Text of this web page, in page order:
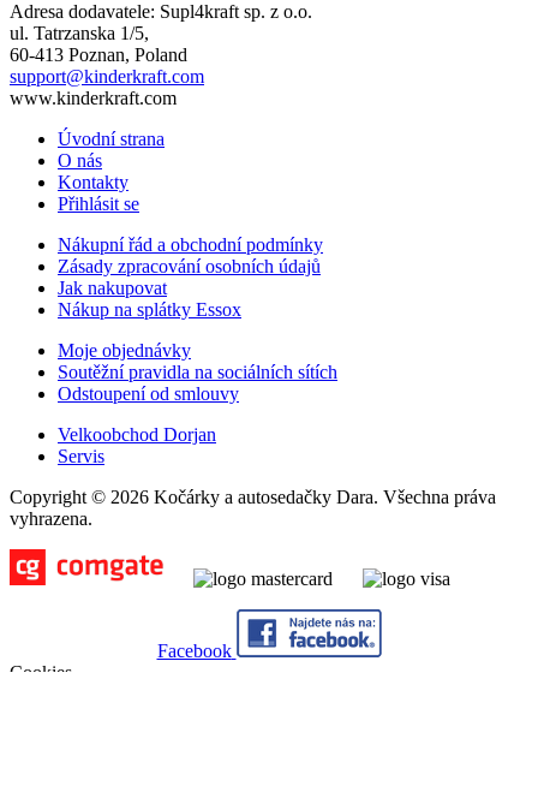
Adresa dodavatele: Supl4kraft sp. z o.o.
ul. Tatrzanska 1/5,
60-413 Poznan, Poland
support@kinderkraft.com
www.kinderkraft.com
Úvodní strana
O nás
Kontakty
Přihlásit se
Nákupní řád a obchodní podmínky
Zásady zpracování osobních údajů
Jak nakupovat
Nákup na splátky Essox
Moje objednávky
Soutěžní pravidla na sociálních sítích
Odstoupení od smlouvy
Velkoobchod Dorjan
Servis
Copyright © 2026 Kočárky a autosedačky Dara. Všechna práva
vyhrazena.
Facebook
Cookies